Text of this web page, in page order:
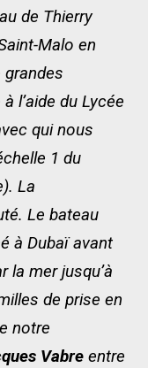
de Thierry
Malo en
l’aide du Lycée
qui nous
1 du
La
Le bateau
à Dubaï avant
la mer jusqu’à
de prise en
notre
Vabre entre